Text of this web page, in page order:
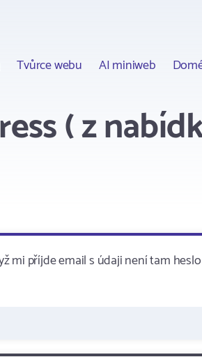
Tvůrce webu AI miniweb
( z
mi příjde email s údaji není tam